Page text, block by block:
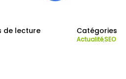
de lecture Catégories
Actualité,SEO